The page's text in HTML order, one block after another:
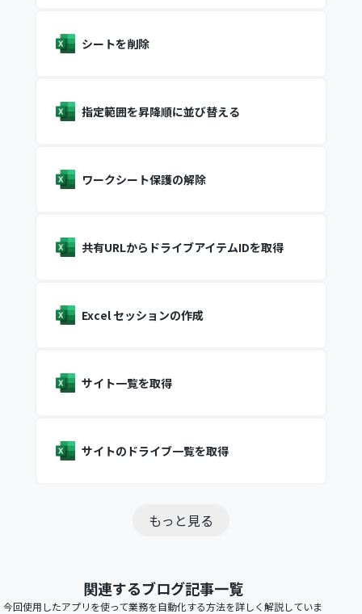
シートを削除
指定範囲を昇降順に並び替える
ワークシート保護の解除
共有URLからドライブアイテムIDを取得
Excel セッションの作成
サイト一覧を取得
サイトのドライブ一覧を取得
もっと見る
関連するブログ記事一覧
今回使用したアプリを使って業務を自動化する方法を詳しく解説していま